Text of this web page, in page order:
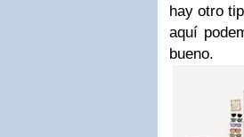
hay otro
aquí
bueno.